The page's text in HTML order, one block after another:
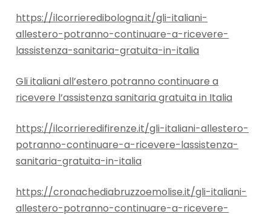
https://ilcorrieredibologna.it/gli-italiani-
allestero-potranno-continuare-a-ricevere-
lassistenza-sanitaria-gratuita-in-italia
Gli italiani all’estero potranno continuare a
ricevere l’assistenza sanitaria gratuita in Italia
https://ilcorrieredifirenze.it/gli-italiani-allestero-
potranno-continuare-a-ricevere-lassistenza-
sanitaria-gratuita-in-italia
https://cronachediabruzzoemolise.it/gli-italiani-
allestero-potranno-continuare-a-ricevere-